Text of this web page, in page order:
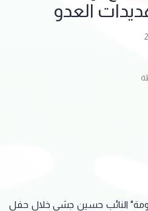
العدو
النائب حسين جشي خلال حفل